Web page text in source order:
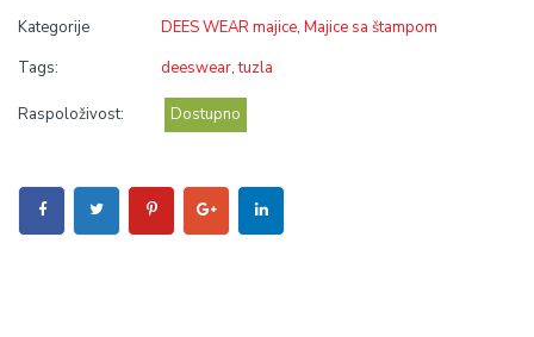
Kategorije
DEES WEAR majice, Majice sa štampom
Tags:
deeswear,tuzla
Raspoloživost: Dostupno